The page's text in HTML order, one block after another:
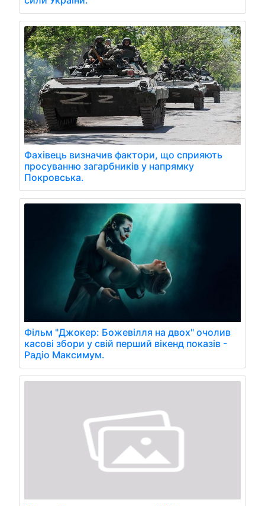
Фахівець визначив фактори, що сприяють
просуванню загарбників у напрямку
Покровська.
Фільм "Джокер: Божевілля на двох" очолив
касові збори у свій перший вікенд показів -
Радіо Максимум.